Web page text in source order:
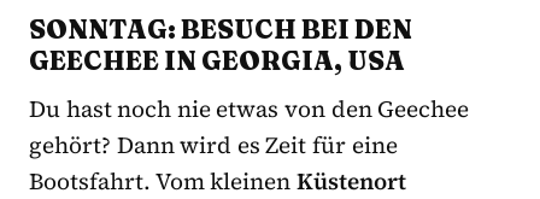
SONNTAG: BESUCH BEI DEN
GEECHEE IN GEORGIA, USA
Du hast noch nie etwas von den Geechee
gehört? Dann wird es Zeit für eine
Bootsfahrt. Vom kleinenKüstenort